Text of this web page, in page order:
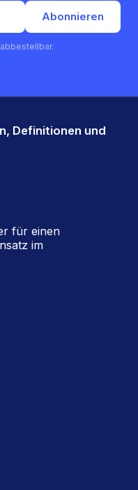
Adresse
Abonnieren
Definitionen und
für einen
im